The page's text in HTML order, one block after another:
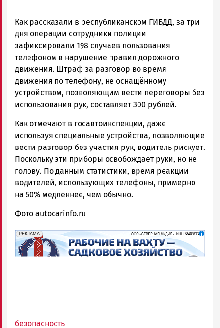
Как рассказали в республиканском ГИБДД, за три
дня операции сотрудники полиции
зафиксировали 198 случаев пользования
телефоном в нарушение правил дорожного
движения. Штраф за разговор во время
движения по телефону, не оснащённому
устройством, позволяющим вести переговоры без
использования рук, составляет 300 рублей.
Как отмечают в госавтоинспекции, даже
используя специальные устройства, позволяющие
вести разговор без участия рук, водитель рискует.
Поскольку эти приборы освобождает руки, но не
голову. По данным статистики, время реакции
водителей, использующих телефоны, примерно
на 50% медленнее, чем обычно.
Фото autocarinfo.ru
erid: 2SDnjf467GP
РЕКЛАМА
Реклама
безопасность